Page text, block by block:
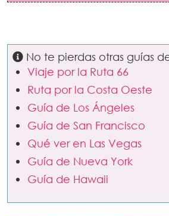
No te pierdas otras guías
Viaje por la Ruta 66
Ruta por la Costa Oeste
Guía de Los Ángeles
Guía de San Francisco
Qué ver en Las Vegas
Guía de Nueva York
Guía de Hawaii